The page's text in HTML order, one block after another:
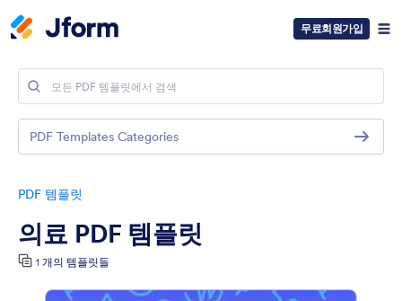
무료회원가입
PDF 템플릿
의료 PDF 템플릿
1 개의 템플릿들
PDF Templates Categories